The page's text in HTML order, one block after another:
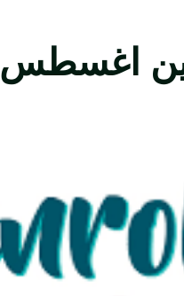
اغسطس 2023